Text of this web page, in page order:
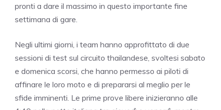
pronti a dare il massimo in questo importante fine
settimana di gare.
Negli ultimi giorni, i team hanno approfittato di due
sessioni di test sul circuito thailandese, svoltesi sabato
e domenica scorsi, che hanno permesso ai piloti di
affinare le loro moto e di prepararsi al meglio per le
sfide imminenti. Le prime prove libere inizieranno alle